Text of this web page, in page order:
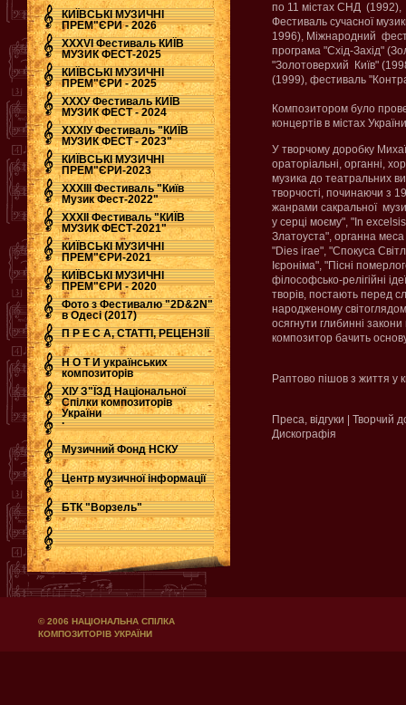
КИЇВСЬКІ МУЗИЧНІ
ПРЕМ"ЄРИ - 2026
ХХХVI Фестиваль КИЇВ
МУЗИК ФЕСТ-2025
КИЇВСЬКІ МУЗИЧНІ
ПРЕМ"ЄРИ - 2025
ХХХУ Фестиваль КИЇВ
МУЗИК ФЕСТ - 2024
ХХХІУ Фестиваль "КИЇВ
МУЗИК ФЕСТ - 2023"
КИЇВСЬКІ МУЗИЧНІ
ПРЕМ"ЄРИ-2023
ХХХІІІ Фестиваль "Київ
Музик Фест-2022"
ХХХІІ Фестиваль "КИЇВ
МУЗИК ФЕСТ-2021"
КИЇВСЬКІ МУЗИЧНІ
ПРЕМ"ЄРИ-2021
КИЇВСЬКІ МУЗИЧНІ
ПРЕМ"ЄРИ - 2020
Фото з Фестивалю "2D&2N"
в Одесі (2017)
П Р Е С А, СТАТТІ, РЕЦЕНЗІЇ
Н О Т И українських
композиторів
ХІУ З"ЇЗД Національної
Спілки композиторів
України
.
Музичний Фонд НСКУ
Центр музичної інформації
БТК "Ворзель"
по 11 містах СНД (1992),
Фестиваль сучасної
1996), Міжнародний
програма "Схід-Захід"
"Золотоверхий Київ"
(1999), фестиваль
Композитором було
концертів в містах
У творчому доробку
ораторіальні, органні,
музика до театральних
творчості, починаючи з
жанрами сакральної
у серці моєму", "In excelsis
Златоуста", органна
"Dies irae", "Спокуса
Ієроніма", "Пісні
філософсько-релігійні
творів, постають перед
народженому
осягнути глибинні
композитор бачить
Раптово пішов з життя у
Преса, відгуки |
Дискографія
© 2006 НАЦІОНАЛЬНА СПІЛКА
КОМПОЗИТОРІВ УКРАЇНИ